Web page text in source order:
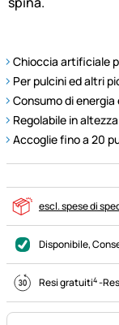
Chioccia artificiale
Per pulcini ed altri
Consumo di
Regolabile in altezza
Accoglie fino a 20
escl. spese di
Disponibile,
Resi gratuiti4-